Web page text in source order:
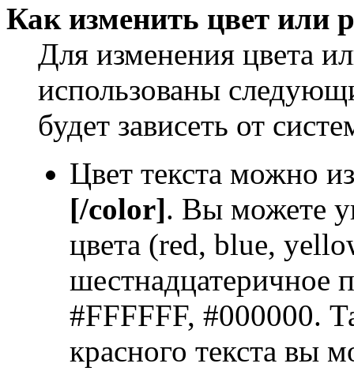
Как изменить цвет или
Для изменения цвета
использованы
будет зависеть от
Цвет текста можно
[/color]. Вы можете
цвета (red, blue,
шестнадцатеричное
#FFFFFF, #000000.
красного текста вы